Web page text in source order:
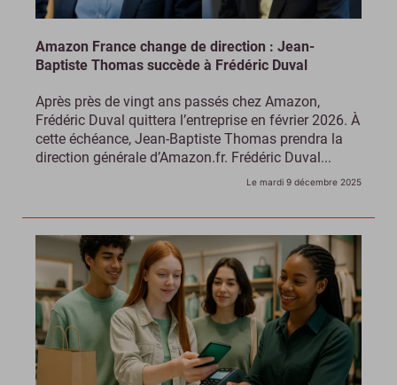
Amazon France change de direction : Jean-
Baptiste Thomas succède à Frédéric Duval
Après près de vingt ans passés chez Amazon,
Frédéric Duval quittera l’entreprise en février 2026. À
cette échéance, Jean-Baptiste Thomas prendra la
direction générale d’Amazon.fr. Frédéric Duval...
Le mardi 9 décembre 2025